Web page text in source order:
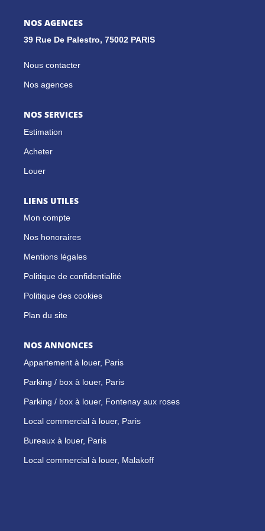
NOS AGENCES
39 Rue De Palestro, 75002 PARIS
Nous contacter
Nos agences
NOS SERVICES
Estimation
Acheter
Louer
LIENS UTILES
Mon compte
Nos honoraires
Mentions légales
Politique de confidentialité
Politique des cookies
Plan du site
NOS ANNONCES
Appartement à louer, Paris
Parking / box à louer, Paris
Parking / box à louer, Fontenay aux roses
Local commercial à louer, Paris
Bureaux à louer, Paris
Local commercial à louer, Malakoff